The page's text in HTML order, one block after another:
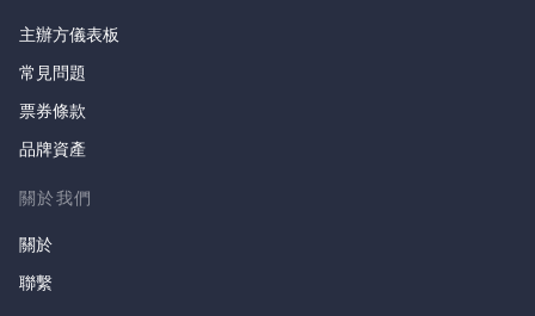
主辦方儀表板
常見問題
票券條款
品牌資產
關於我們
關於
聯繫